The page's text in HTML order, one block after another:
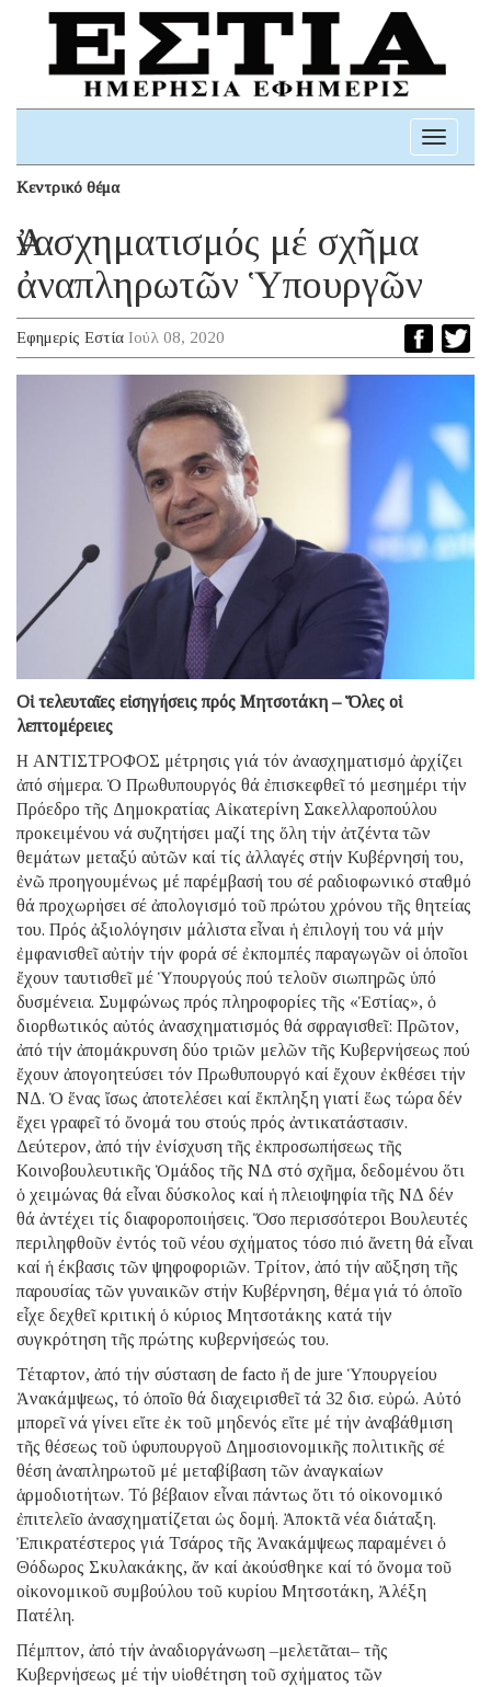
Toggle
Κεντρικό θέμα
Ἀνασχηματισμός μέ σχῆμα
ἀναπληρωτῶν Ὑπουργῶν
Εφημερίς Εστία Ιούλ 08, 2020
Οἱ τελευταῖες εἰσηγήσεις πρός Μητσοτάκη – Ὅλες οἱ
λεπτομέρειες
Η ΑΝΤΙΣΤΡΟΦΟΣ μέτρησις γιά τόν ἀνασχηματισμό ἀρχίζει
ἀπό σήμερα. Ὁ Πρωθυπουργός θά ἐπισκεφθεῖ τό μεσημέρι τήν
Πρόεδρο τῆς Δημοκρατίας Αἰκατερίνη Σακελλαροπούλου
προκειμένου νά συζητήσει μαζί της ὅλη τήν ἀτζέντα τῶν
θεμάτων μεταξύ αὐτῶν καί τίς ἀλλαγές στήν Κυβέρνησή του,
ἐνῶ προηγουμένως μέ παρέμβασή του σέ ραδιοφωνικό σταθμό
θά προχωρήσει σέ ἀπολογισμό τοῦ πρώτου χρόνου τῆς θητείας
του. Πρός ἀξιολόγησιν μάλιστα εἶναι ἡ ἐπιλογή του νά μήν
ἐμφανισθεῖ αὐτήν τήν φορά σέ ἐκπομπές παραγωγῶν οἱ ὁποῖοι
ἔχουν ταυτισθεῖ μέ Ὑπουργούς πού τελοῦν σιωπηρῶς ὑπό
δυσμένεια. Συμφώνως πρός πληροφορίες τῆς «Ἑστίας», ὁ
διορθωτικός αὐτός ἀνασχηματισμός θά σφραγισθεῖ: Πρῶτον,
ἀπό τήν ἀπομάκρυνση δύο τριῶν μελῶν τῆς Κυβερνήσεως πού
ἔχουν ἀπογοητεύσει τόν Πρωθυπουργό καί ἔχουν ἐκθέσει τήν
ΝΔ. Ὁ ἕνας ἴσως ἀποτελέσει καί ἔκπληξη γιατί ἕως τώρα δέν
ἔχει γραφεῖ τό ὄνομά του στούς πρός ἀντικατάστασιν.
Δεύτερον, ἀπό τήν ἐνίσχυση τῆς ἐκπροσωπήσεως τῆς
Κοινοβουλευτικῆς Ὁμάδος τῆς ΝΔ στό σχῆμα, δεδομένου ὅτι
ὁ χειμώνας θά εἶναι δύσκολος καί ἡ πλειοψηφία τῆς ΝΔ δέν
θά ἀντέχει τίς διαφοροποιήσεις. Ὅσο περισσότεροι Βουλευτές
περιληφθοῦν ἐντός τοῦ νέου σχήματος τόσο πιό ἄνετη θά εἶναι
καί ἡ έκβασις τῶν ψηφοφοριῶν. Τρίτον, ἀπό τήν αὔξηση τῆς
παρουσίας τῶν γυναικῶν στήν Κυβέρνηση, θέμα γιά τό ὁποῖο
εἶχε δεχθεῖ κριτική ὁ κύριος Μητσοτάκης κατά τήν
συγκρότηση τῆς πρώτης κυβερνήσεώς του.
Τέταρτον, ἀπό τήν σύσταση de facto ἤ de jure Ὑπουργείου
Ἀνακάμψεως, τό ὁποῖο θά διαχειρισθεῖ τά 32 δισ. εὐρώ. Αὐτό
μπορεῖ νά γίνει εἴτε ἐκ τοῦ μηδενός εἴτε μέ τήν ἀναβάθμιση
τῆς θέσεως τοῦ ὑφυπουργοῦ Δημοσιονομικῆς πολιτικῆς σέ
θέση ἀναπληρωτοῦ μέ μεταβίβαση τῶν ἀναγκαίων
ἁρμοδιοτήτων. Τό βέβαιον εἶναι πάντως ὅτι τό οἰκονομικό
ἐπιτελεῖο ἀνασχηματίζεται ὡς δομή. Ἀποκτᾶ νέα διάταξη.
Ἐπικρατέστερος γιά Τσάρος τῆς Ἀνακάμψεως παραμένει ὁ
Θόδωρος Σκυλακάκης, ἄν καί ἀκούσθηκε καί τό ὄνομα τοῦ
οἰκονομικοῦ συμβούλου τοῦ κυρίου Μητσοτάκη, Ἀλέξη
Πατέλη.
Πέμπτον, ἀπό τήν ἀναδιοργάνωση –μελετᾶται– τῆς
Κυβερνήσεως μέ τήν υἱοθέτηση τοῦ σχήματος τῶν